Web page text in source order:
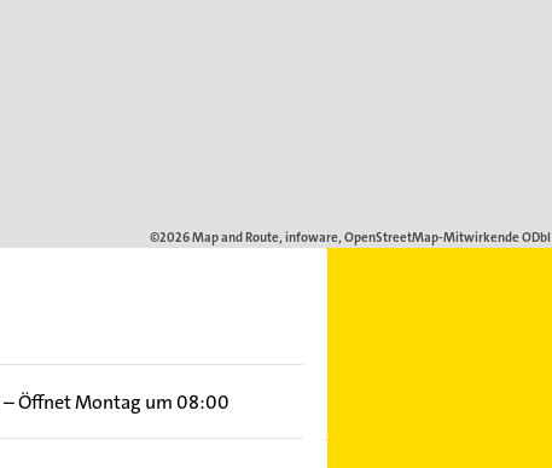
–Öffnet Montag um 08:00